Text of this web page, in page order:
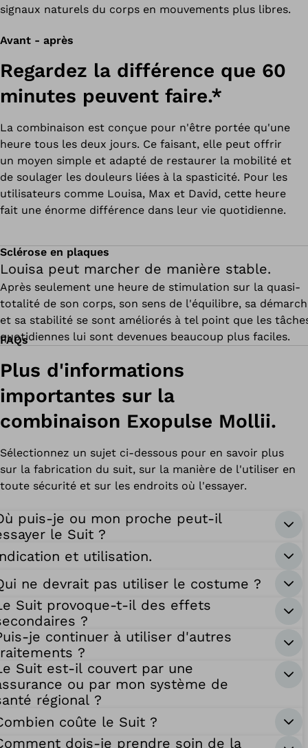
signaux naturels du corps en mouvements plus libres.
Avant - après
Regardez la différence que 60
minutes peuvent faire.*
La combinaison est conçue pour n'être portée qu'une
heure tous les deux jours. Ce faisant, elle peut offrir
un moyen simple et adapté de restaurer la mobilité et
de soulager les douleurs liées à la spasticité. Pour les
utilisateurs comme Louisa, Max et David, cette heure
fait une énorme différence dans leur vie quotidienne.
Sclérose en plaques
Louisa peut marcher de manière stable.
Après seulement une heure de stimulation sur la quasi-
totalité de son corps, son sens de l'équilibre, sa
et sa stabilité se sont améliorés à tel point que les
quotidiennes lui sont devenues beaucoup plus faciles.
FAQs
Plus d'informations
importantes sur la
combinaison Exopulse Mollii.
Sélectionnez un sujet ci-dessous pour en savoir plus
sur la fabrication du suit, sur la manière de l'utiliser en
toute sécurité et sur les endroits où l'essayer.
puis-je ou mon proche peut-il
le Suit ?
et utilisation.
ne devrait pas utiliser le costume ?
Suit provoque-t-il des effets
?
je continuer à utiliser d'autres
?
Suit est-il couvert par une
ou par mon système de
régional ?
coûte le Suit ?
dois-je prendre soin de la